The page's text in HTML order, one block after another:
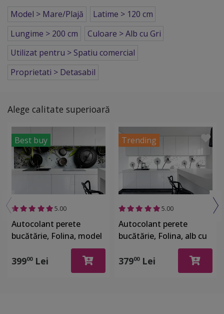
Model > Mare/Plajă
Latime > 120 cm
Lungime > 200 cm
Culoare > Alb cu Gri
Utilizat pentru > Spatiu comercial
Proprietati > Detasabil
Alege calitate superioară
Best buy
5.00
Autocolant perete
bucătărie, Folina, model
ceainice, rolă de 80x320
cm
39900Lei
Trending
5.00
Autocolant perete
bucătărie, Folina, alb cu
păpădii, rolă de 80x400
cm, cu racletă şi cutter
37900Lei